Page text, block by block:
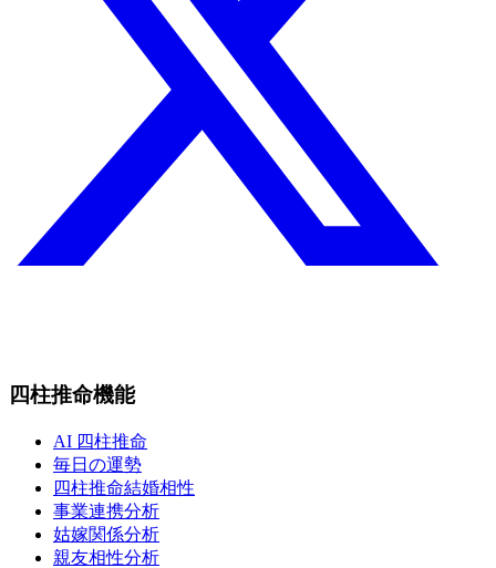
四柱推命機能
AI 四柱推命
毎日の運勢
四柱推命結婚相性
事業連携分析
姑嫁関係分析
親友相性分析